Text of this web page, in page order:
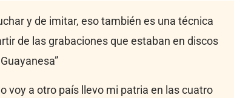
y de imitar, eso también es una técnica
de las grabaciones que estaban en discos
voy a otro país llevo mi patria en las cuatro